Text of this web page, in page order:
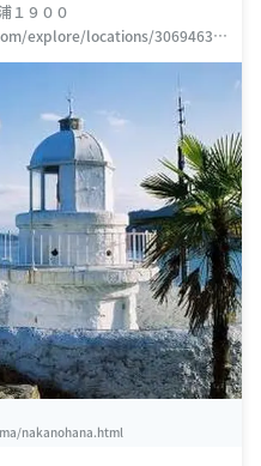
１９００
explore/locations/30694630
nakanohana.html